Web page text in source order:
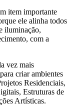
item importante
ele alinha todos
iluminação,
com a
vez mais
criar ambientes
Residenciais,
Estruturas de
Artísticas.